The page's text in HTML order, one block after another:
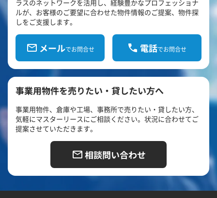
ラスのネットワークを活用し、経験豊かなプロフェッショナ
ルが、お客様のご要望に合わせた物件情報のご提案、物件探
しをご支援します。
メールでお問合せ 電話でお問合せ
事業用物件を売りたい・貸したい方へ
事業用物件、倉庫や工場、事務所で売りたい・貸したい方、
気軽にマスターリースにご相談ください。状況に合わせてご
提案させていただきます。
相談問い合わせ